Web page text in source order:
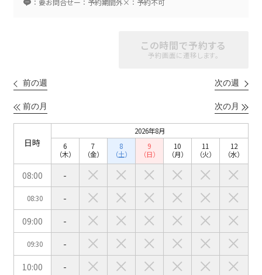
：要お問合せー：予約期間外×：予約不可
この時間で予約する
予約画面に遷移します。
前の週 次の週
前の月 次の月
日時
2026年8月
6
（木）
7
（金）
8
（土）
9
（日）
10
（月）
11
（火）
12
（水）
08:00 -
08:30
-
09:00
-
09:30
-
10:00
-
03-3346-1396
受付時間 9:00～18:00（土日祝日・年末年始を除く）
WEBからのお問合せ
お問合せフォーム
スクール
3名掛け
シアター
形式
島型
面積